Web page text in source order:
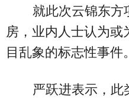
就此次云锦东方
房，业内人士认为
目乱象的标志性事件。
严跃进表示，此